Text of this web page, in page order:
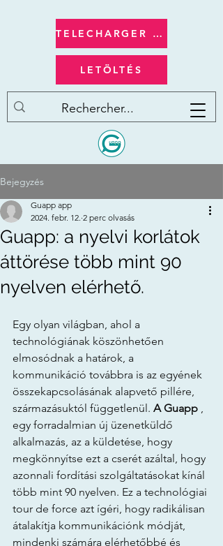
LETÖLTÉS
TELECHARGER apple/ios
Bejegyzés
Guapp: a nyelvi korlátok
áttörése több mint 90
nyelven elérhető.
Guapp app
2024. febr. 12. 2 perc olvasás
Egy olyan világban, ahol a
technológiának köszönhetően
elmosódnak a határok, a
kommunikáció továbbra is az egyének
összekapcsolásának alapvető pillére,
származásuktól függetlenül. A Guapp ,
egy forradalmian új üzenetküldő
alkalmazás, az a küldetése, hogy
megkönnyítse ezt a cserét azáltal, hogy
azonnali fordítási szolgáltatásokat kínál
több mint 90 nyelven. Ez a technológiai
tour de force azt ígéri, hogy radikálisan
átalakítja kommunikációnk módját,
mindenki számára elérhetőbbé és